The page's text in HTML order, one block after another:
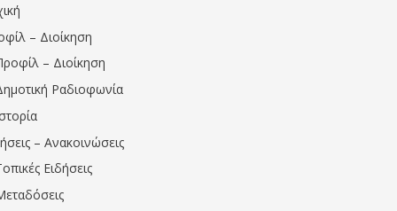
– Διοίκηση
– Διοίκηση
Ραδιοφωνία
– Ανακοινώσεις
Ειδήσεις